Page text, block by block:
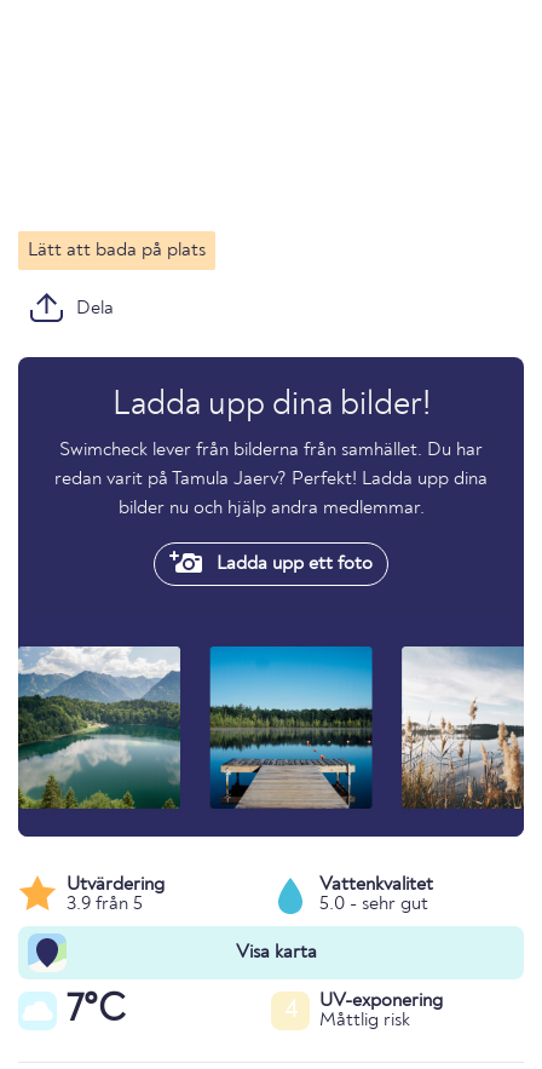
Lätt att bada på plats
Dela
Ladda upp dina bilder!
Swimcheck lever från bilderna från samhället. Du har
redan varit på Tamula Jaerv? Perfekt! Ladda upp dina
bilder nu och hjälp andra medlemmar.
Ladda upp ett foto
Utvärdering
3.9 från 5
Vattenkvalitet
5.0 - sehr gut
Visa karta
7°C 4
UV-exponering
Måttlig risk